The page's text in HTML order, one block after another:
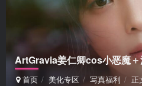
ArtGravia姜仁卿cos小恶魔
首页 美化专区 写真福利 正
登录
没有账号？立即注册